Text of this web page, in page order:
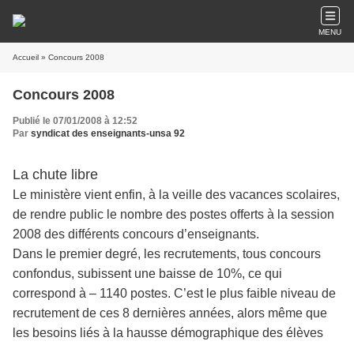
MENU
Accueil » Concours 2008
Concours 2008
Publié le 07/01/2008 à 12:52
Par syndicat des enseignants-unsa 92
La chute libre
Le ministère vient enfin, à la veille des vacances scolaires,
de rendre public le nombre des postes offerts à la session
2008 des différents concours d’enseignants.
Dans le premier degré, les recrutements, tous concours
confondus, subissent une baisse de 10%, ce qui
correspond à – 1140 postes. C’est le plus faible niveau de
recrutement de ces 8 dernières années, alors même que
les besoins liés à la hausse démographique des élèves